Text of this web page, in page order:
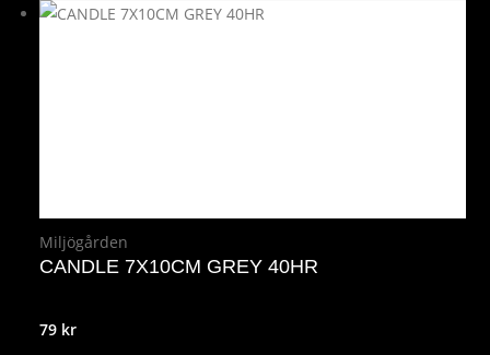
Miljögården
CANDLE 7X10CM GREY 40HR
79 kr